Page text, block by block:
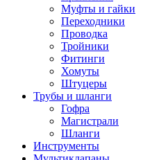
Муфты и гайки
Переходники
Проводка
Тройники
Фитинги
Хомуты
Штуцеры
Трубы и шланги
Гофра
Магистрали
Шланги
Инструменты